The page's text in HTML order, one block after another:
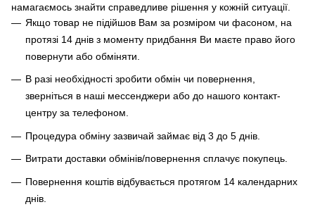
намагаємось знайти справедливе рішення у кожній ситуації.
Якщо товар не підійшов Вам за розміром чи фасоном, на
протязі 14 днів з моменту придбання Ви маєте право його
повернути або обміняти.
В разі необхідності зробити обмін чи повернення,
зверніться в наші мессенджери або до нашого контакт-
центру за телефоном.
Процедура обміну зазвичай займає від 3 до 5 днів.
Витрати доставки обмінів/повернення сплачує покупець
Повернення коштів відбувається протягом 14 календарних
днів.